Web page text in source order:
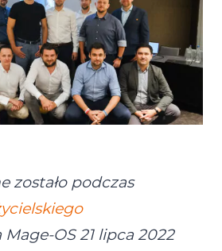
zostało podczas
21 lipca 2022